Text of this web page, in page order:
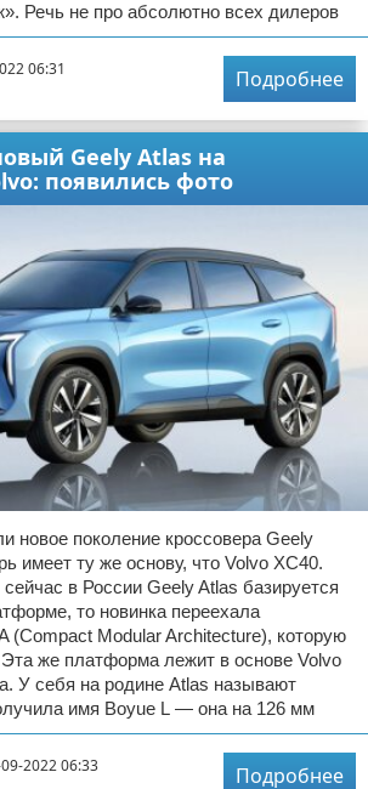
Речь не про абсолютно всех дилеров
06:31
Подробнее
Geely Atlas на
появились фото
новое поколение кроссовера Geely
имеет ту же основу, что Volvo XC40.
в России Geely Atlas базируется
то новинка переехала
(Compact Modular Architecture), которую
же платформа лежит в основе Volvo
У себя на родине Atlas называют
имя Boyue L — она на 126 мм
2022 06:33
Подробнее